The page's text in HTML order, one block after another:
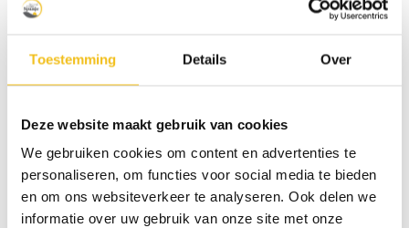
Toestemming Details Over
Deze website maakt gebruik van cookies
We gebruiken cookies om content en advertenties te
personaliseren, om functies voor social media te bieden
en om ons websiteverkeer te analyseren. Ook delen we
informatie over uw gebruik van onze site met onze
Aan de achterzijde vind je een privÃ©buitenruimte die
ensuite badkamer en ingebouwde kasten. Alle kamers
zijn voorzien van jaloezieÃ«n, gordijnen en
plafondventilatoren voor maximaal comfort.
Beide badkamers verkeren in perfecte staat en zijn